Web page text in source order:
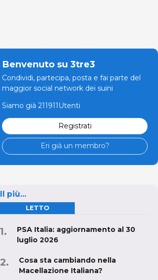
Benvenuto su 3tre3
Condividi, partecipa, posta e fai parte del
maggior social network dei suini
Siamo già 211911Utenti
Registrati
Eri già un membro?
Il più...
LETTO
PSA Italia: aggiornamento al 30
luglio 2026
Cosa sta cambiando nella
Macellazione Italiana?